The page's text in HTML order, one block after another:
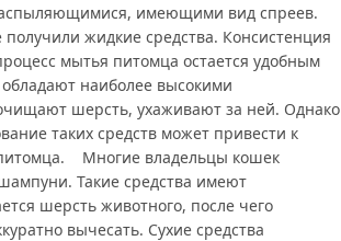
имеющими вид спреев.
жидкие средства. Консистенция
мытья питомца остается удобным
наиболее высокими
шерсть, ухаживают за ней. Однако
таких средств может привести к
Многие владельцы кошек
Такие средства имеют
шерсть животного, после чего
вычесать. Сухие средства